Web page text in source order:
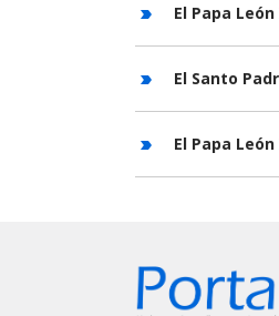
El Papa
El Santo
El Papa